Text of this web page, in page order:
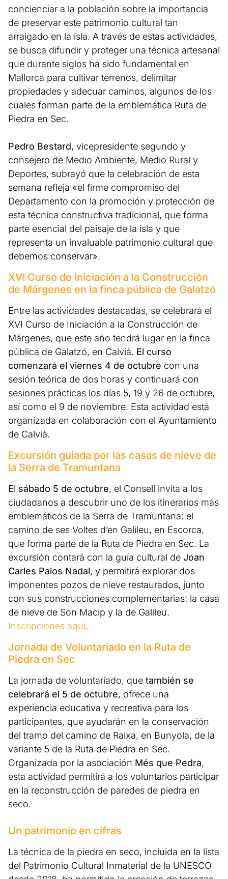
concienciar a la población sobre la importancia
de preservar este patrimonio cultural tan
arraigado en la isla. A través de estas actividades,
se busca difundir y proteger una técnica artesanal
que durante siglos ha sido fundamental en
Mallorca para cultivar terrenos, delimitar
propiedades y adecuar caminos, algunos de los
cuales forman parte de la emblemática Ruta de
Piedra en Sec.
Pedro Bestard, vicepresidente segundo y
consejero de Medio Ambiente, Medio Rural y
Deportes, subrayó que la celebración de esta
semana refleja «el firme compromiso del
Departamento con la promoción y protección de
esta técnica constructiva tradicional, que forma
parte esencial del paisaje de la isla y que
representa un invaluable patrimonio cultural que
debemos conservar».
XVI Curso de Iniciación a la Construcción
de Márgenes en la finca pública de Galatzó
Entre las actividades destacadas, se celebrará el
XVI Curso de Iniciación a la Construcción de
Márgenes, que este año tendrá lugar en la finca
pública de Galatzó, en Calvià. El curso
comenzará el viernes 4 de octubre con una
sesión teórica de dos horas y continuará con
sesiones prácticas los días 5, 19 y 26 de octubre,
así como el 9 de noviembre. Esta actividad está
organizada en colaboración con el Ayuntamiento
de Calvià.
Excursión guiada por las casas de nieve de
la Serra de Tramuntana
El sábado 5 de octubre, el Consell invita a los
ciudadanos a descubrir uno de los itinerarios más
emblemáticos de la Serra de Tramuntana: el
camino de ses Voltes d’en Galileu, en Escorca,
que forma parte de la Ruta de Piedra en Sec. La
excursión contará con la guía cultural de Joan
Carles Palos Nadal, y permitirá explorar dos
imponentes pozos de nieve restaurados, junto
con sus construcciones complementarias: la casa
de nieve de Son Macip y la de Galileu.
Inscripciones aquí.
Jornada de Voluntariado en la Ruta de
Piedra en Sec
La jornada de voluntariado, que también se
celebrará el 5 de octubre, ofrece una
experiencia educativa y recreativa para los
participantes, que ayudarán en la conservación
del tramo del camino de Raixa, en Bunyola, de la
variante 5 de la Ruta de Piedra en Sec.
Organizada por la asociación Més que Pedra,
esta actividad permitirá a los voluntarios participar
en la reconstrucción de paredes de piedra en
seco.
Un patrimonio en cifras
La técnica de la piedra en seco, incluida en la lista
del Patrimonio Cultural Inmaterial de la UNESCO